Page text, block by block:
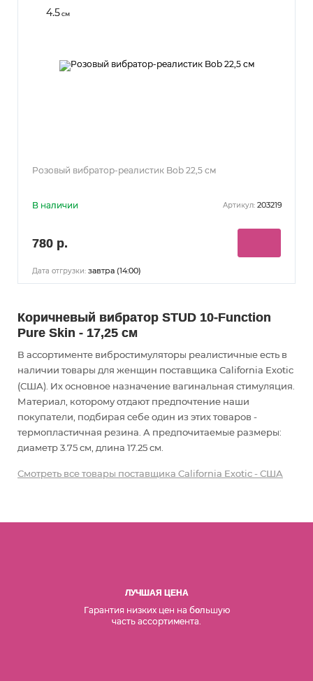
4.5см
Розовый вибратор-реалистик Bob 22,5 см
В наличии Артикул: 203219
780 р.
Дата отгрузки: завтра (14:00)
Коричневый вибратор STUD 10-Function
Pure Skin - 17,25 см
В ассортименте вибростимуляторы реалистичные есть в
наличии товары для женщин поставщика California Exotic
(США). Их основное назначение вагинальная стимуляция
Материал, которому отдают предпочтение наши
покупатели, подбирая себе один из этих товаров -
термопластичная резина. А предпочитаемые размеры:
диаметр 3.75 см, длина 17.25 см.
Смотреть все товары поставщика California Exotic - США
ЛУЧШАЯ ЦЕНА
Гарантия низких цен на большую
часть ассортимента.